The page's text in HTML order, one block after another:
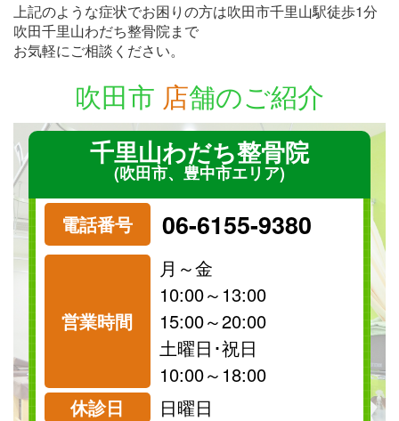
上記のような症状でお困りの方は吹田市千里山駅徒歩1分
吹田千里山わだち整骨院まで
お気軽にご相談ください。
吹田市 店舗のご紹介
千里山わだち整骨院
(吹田市、豊中市エリア)
電話番号 06-6155-9380
営業時間
月～金
10:00～13:00
15:00～20:00
土曜日･祝日
10:00～18:00
休診日
日曜日
祝日
診療可
保険
診療可